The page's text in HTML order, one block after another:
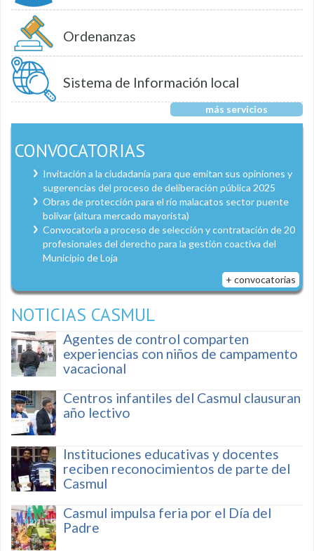
Ordenanzas
Sistema de Información local
más servicios
CONVOCATORIAS
Invitación a la ciudadanía para que emitan sus opiniones y
sugerencias del proceso de deliberación pública 2025
Obras de protección para el río malacatos sector puente
bolívar (altura mercado mayorista)
Convocatoria a proceso de selección y contratación de 20
profesionales del derecho para la gestión coactiva del
Municipio de Loja
+ convocatorias
NOTICIAS CASMUL
Agentes de control comparten
experiencias con niños de campamento
vacacional
Centros infantiles del Casmul clausuran
año lectivo
Instituciones educativas y docentes
reciben reconocimientos de parte del
Casmul
Casmul impulsa feria por el Día del
Padre